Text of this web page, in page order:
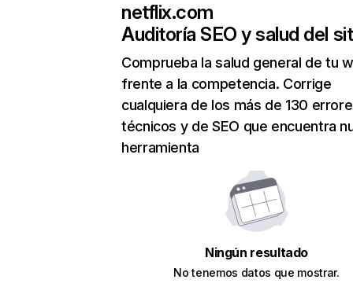
netflix.com
Auditoría SEO y salud del
Comprueba la salud general de tu
frente a la competencia. Corrige
cualquiera de los más de 130
técnicos y de SEO que encuentra
herramienta
Ningún resultado
No tenemos datos que mostrar.